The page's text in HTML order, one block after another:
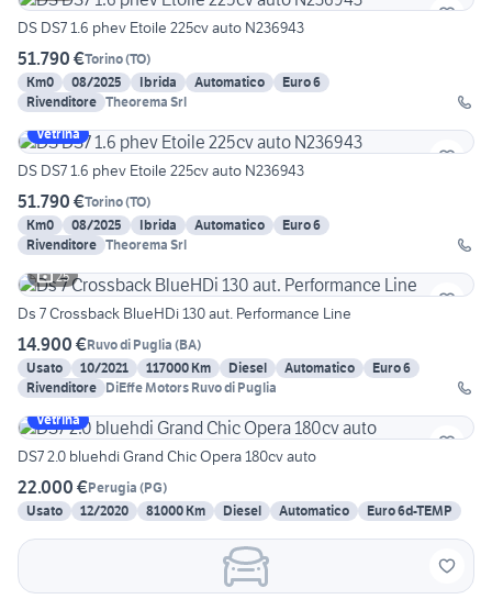
DS DS7 1.6 phev Etoile 225cv auto N236943
51.790 €Torino(TO)
Km0
08/2025 Ibrida Automatico
Euro 6
Rivenditore Theorema Srl
Vetrina
DS DS7 1.6 phev Etoile 225cv auto N236943
51.790 €Torino(TO)
Km0
08/2025 Ibrida Automatico
Euro 6
Rivenditore Theorema Srl
25
Ds 7 Crossback BlueHDi 130 aut. Performance Line
14.900 €Ruvo di Puglia (BA)
Usato
10/2021 117000 Km Diesel Automatico
Euro 6
Rivenditore DiEffe Motors Ruvo di Puglia
Vetrina
DS7 2.0 bluehdi Grand Chic Opera 180cv auto
22.000 €Perugia (PG)
Usato
12/2020 81000 Km Diesel Automatico Euro 6d-TEMP